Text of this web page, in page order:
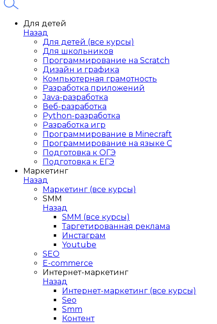
Для детей
Назад
Для детей (все курсы)
Для школьников
Программирование на Scratch
Дизайн и графика
Компьютерная грамотность
Разработка приложений
Java-разработка
Веб-разработка
Python-разработка
Разработка игр
Программирование в Minecraft
Программирование на языке C
Подготовка к ОГЭ
Подготовка к ЕГЭ
Маркетинг
Назад
Маркетинг (все курсы)
SMM
Назад
SMM (все курсы)
Таргетированная реклама
Инстаграм
Youtube
SEO
E-сommerce
Интернет-маркетинг
Назад
Интернет-маркетинг (все курсы)
Seo
Smm
Контент